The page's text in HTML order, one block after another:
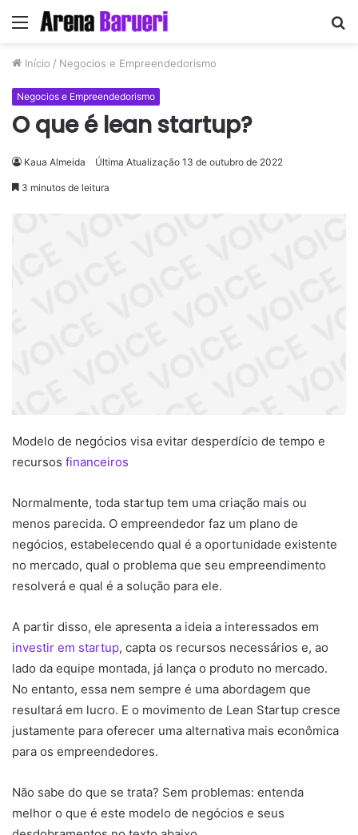
Menu
Início / Negocios e Empreendedorismo
Negocios e Empreendedorismo
O que é lean startup?
Kaua Almeida Última Atualização 13 de outubro de 2022
3 minutos de leitura
Modelo de negócios visa evitar desperdício de tempo e
recursos financeiros
Normalmente, toda startup tem uma criação mais ou
menos parecida. O empreendedor faz um plano de
negócios, estabelecendo qual é a oportunidade existente
no mercado, qual o problema que seu empreendimento
resolverá e qual é a solução para ele.
A partir disso, ele apresenta a ideia a interessados em
investir em startup, capta os recursos necessários e, ao
lado da equipe montada, já lança o produto no mercado.
No entanto, essa nem sempre é uma abordagem que
resultará em lucro. E o movimento de Lean Startup cresce
justamente para oferecer uma alternativa mais econômica
para os empreendedores.
Não sabe do que se trata? Sem problemas: entenda
melhor o que é este modelo de negócios e seus